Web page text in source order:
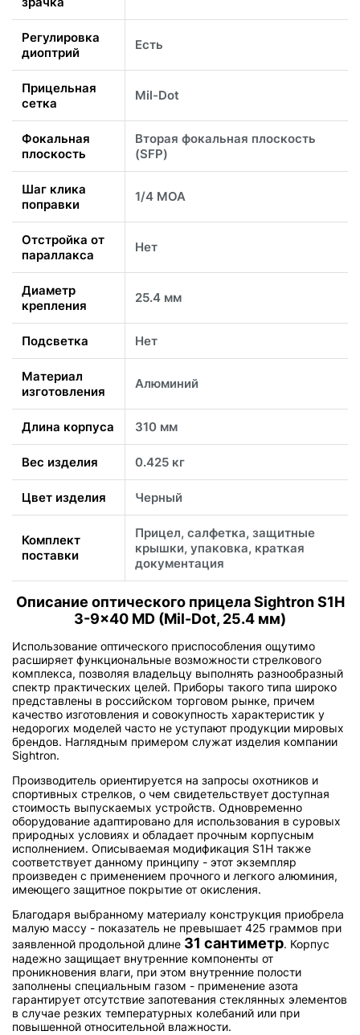
Регулировка
диоптрий
Есть
Прицельная
сетка
Mil-Dot
Фокальная
плоскость
Вторая фокальная плоскость
(SFP)
Шаг клика
поправки
1/4 MOA
Отстройка от
параллакса
Нет
Диаметр
крепления
25.4 мм
Подсветка Нет
Материал
изготовления
Алюминий
Длина корпуса 310 мм
Вес изделия 0.425 кг
Цвет изделия Черный
Комплект
поставки
Прицел, салфетка, защитные
крышки, упаковка, краткая
документация
Описание оптического прицела Sightron S1H
3-9x40 MD (Mil-Dot, 25.4 мм)
Использование оптического приспособления ощутимо
расширяет функциональные возможности стрелкового
комплекса, позволяя владельцу выполнять разнообразный
спектр практических целей. Приборы такого типа широко
представлены в российском торговом рынке, причем
качество изготовления и совокупность характеристик у
недорогих моделей часто не уступают продукции мировых
брендов. Наглядным примером служат изделия компании
Sightron.
Производитель ориентируется на запросы охотников и
спортивных стрелков, о чем свидетельствует доступная
стоимость выпускаемых устройств. Одновременно
оборудование адаптировано для использования в суровых
природных условиях и обладает прочным корпусным
исполнением. Описываемая модификация S1H также
соответствует данному принципу - этот экземпляр
произведен с применением прочного и легкого алюминия,
имеющего защитное покрытие от окисления.
Благодаря выбранному материалу конструкция приобрела
малую массу - показатель не превышает 425 граммов при
заявленной продольной длине 31 сантиметр. Корпус
надежно защищает внутренние компоненты от
проникновения влаги, при этом внутренние полости
заполнены специальным газом - применение азота
гарантирует отсутствие запотевания стеклянных элементов
в случае резких температурных колебаний или при
повышенной относительной влажности.